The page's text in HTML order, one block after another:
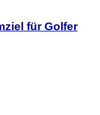
für Golfer